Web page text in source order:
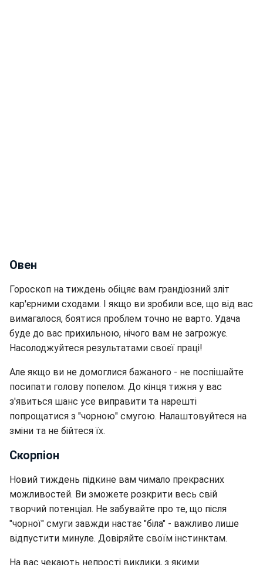
Овен
Гороскоп на тиждень обіцяє вам грандіозний зліт
кар'єрними сходами. І якщо ви зробили все, що від вас
вимагалося, боятися проблем точно не варто. Удача
буде до вас прихильною, нічого вам не загрожує.
Насолоджуйтеся результатами своєї праці!
Але якщо ви не домоглися бажаного - не поспішайте
посипати голову попелом. До кінця тижня у вас
з'явиться шанс усе виправити та нарешті
попрощатися з "чорною" смугою. Налаштовуйтеся на
зміни та не бійтеся їх.
Скорпіон
Новий тиждень підкине вам чимало прекрасних
можливостей. Ви зможете розкрити весь свій
творчий потенціал. Не забувайте про те, що після
"чорної" смуги завжди настає "біла" - важливо лише
відпустити минуле. Довіряйте своїм інстинктам.
На вас чекають непрості виклики, з якими